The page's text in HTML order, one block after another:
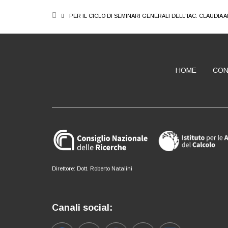
BREADCRUMB
PER IL CICLO DI SEMINARI GENERALI DELL'IAC: CLAUDIA
HOME
Direttore: Dott. Roberto Natalini
Canali social: